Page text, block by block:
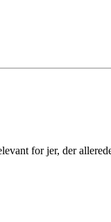
for jer, der